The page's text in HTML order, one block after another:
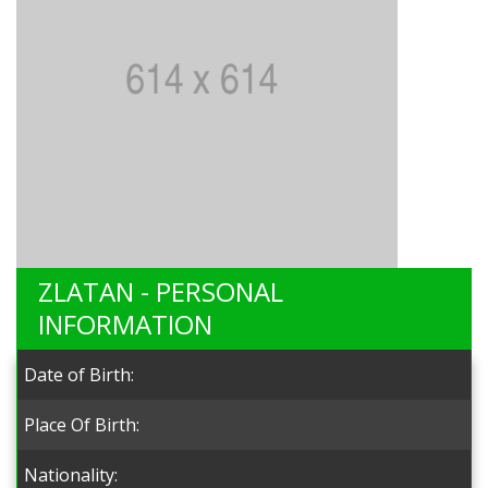
ZLATAN - PERSONAL
INFORMATION
Date of Birth:
Place Of Birth:
Nationality: